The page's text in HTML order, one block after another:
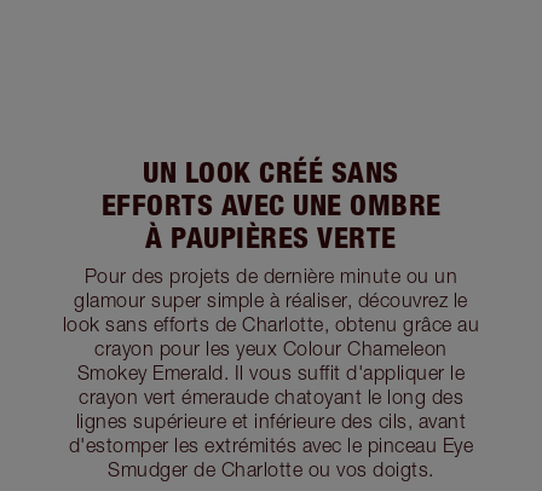
UN LOOK CRÉÉ SANS
EFFORTS AVEC UNE OMBRE
À PAUPIÈRES VERTE
Pour des projets de dernière minute ou un
glamour super simple à réaliser, découvrez le
look sans efforts de Charlotte, obtenu grâce au
crayon pour les yeux Colour Chameleon
Smokey Emerald. Il vous suffit d'appliquer le
crayon vert émeraude chatoyant le long des
lignes supérieure et inférieure des cils, avant
d'estomper les extrémités avec le pinceau Eye
Smudger de Charlotte ou vos doigts.